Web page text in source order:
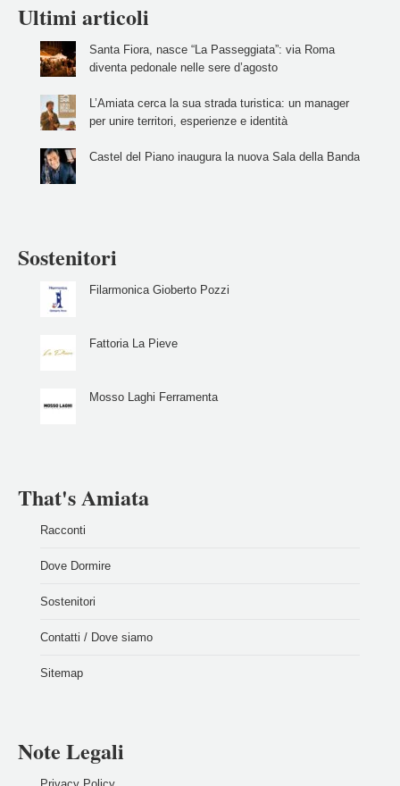
Ultimi articoli
Santa Fiora, nasce “La Passeggiata”: via Roma
diventa pedonale nelle sere d’agosto
L’Amiata cerca la sua strada turistica: un manager
per unire territori, esperienze e identità
Castel del Piano inaugura la nuova Sala della Banda
Sostenitori
Filarmonica Gioberto Pozzi
Fattoria La Pieve
Mosso Laghi Ferramenta
That's Amiata
Racconti
Dove Dormire
Sostenitori
Contatti / Dove siamo
Sitemap
Note Legali